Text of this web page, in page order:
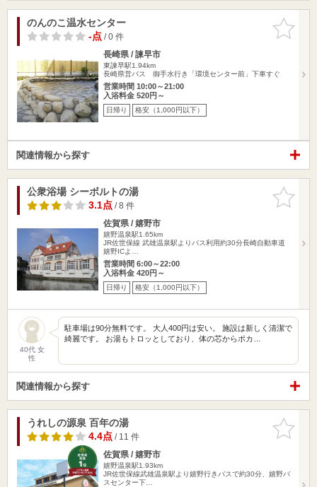
お気に入
りに追加
のんのこ温水センター
-点/ 0 件
長崎県 / 諫早市
東諫早駅1.94km
長崎県営バス 御手水行き「環境センター前」下車すぐ
営業時間 10:00～21:00
入浴料金 520円～
日帰り 格安（1,000円以下）
関連情報から探す
お気に入
りに追加
公衆浴場 シーボルトの湯
3.1点/ 8 件
佐賀県 / 嬉野市
嬉野温泉駅1.65km
JR佐世保線 武雄温泉駅よりバス利用約30分長崎自動車道
嬉野ICよ…
営業時間 6:00～22:00
入浴料金 420円～
日帰り 格安（1,000円以下）
40代 女
性
駐車場は90分無料です。 大人400円は安い。 施設は新しく清潔で
綺麗です。 お湯もトロッとしており、体の芯からポカ…
関連情報から探す
お気に入
りに追加
うれしの源泉 百年の湯
4.4点/ 11 件
佐賀県 / 嬉野市
嬉野温泉駅1.93km
JR佐世保線武雄温泉駅より嬉野行きバスで約30分、嬉野バ
スセンター下…